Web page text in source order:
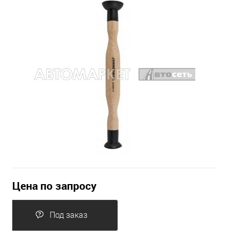
Цена по запросу
Под заказ